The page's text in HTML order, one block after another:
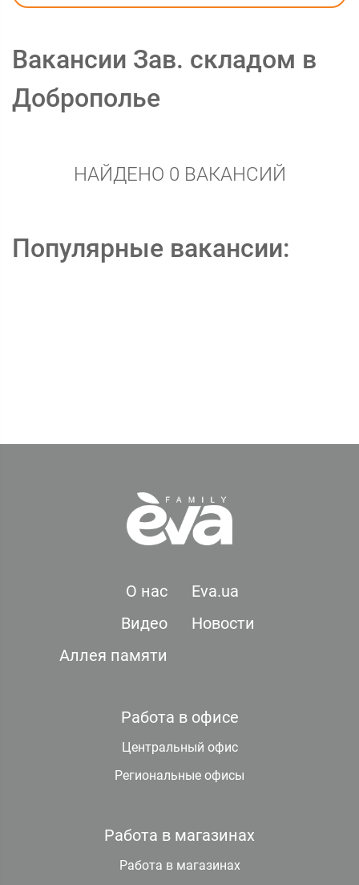
Вакансии Зав. складом в
Доброполье
НАЙДЕНО 0 ВАКАНСИЙ
Популярные вакансии:
О нас
Eva.ua
Видео
Новости
Аллея памяти
Работа в офисе
Центральный офис
Региональные офисы
Работа в магазинах
Работа в магазинах